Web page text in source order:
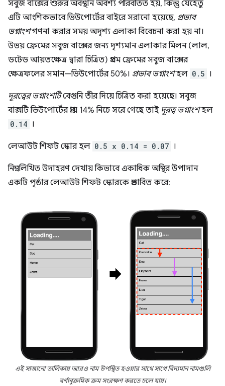
সবুজ বাক্সের শুরুর অবস্থান অবশ্য পরিবর্তিত হয়, কিন্তু যেহেতু
এটি আংশিকভাবে ভিউপোর্টের বাইরে সরানো হয়েছে, প্রভাব
ভগ্নাংশগণনা করার সময় অদৃশ্য এলাকা বিবেচনা করা হয় না।
উভয় ফ্রেমের সবুজ বাক্সের জন্য দৃশ্যমান এলাকার মিলন (লাল,
ডটেড আয়তক্ষেত্র দ্বারা চিত্রিত) প্রথম ফ্রেমের সবুজ বাক্সের
ক্ষেত্রফলের সমান—ভিউপোর্টের 50%। প্রভাব ভগ্নাংশহল 0.5 ।
দূরত্বের ভগ্নাংশটিবেগুনি তীর দিয়ে চিত্রিত করা হয়েছে। সবুজ
বাক্সটি ভিউপোর্টের প্রায় 14% নিচে সরে গেছে তাই দূরত্ব ভগ্নাংশহল
0.14 ।
লেআউট শিফট স্কোর হল 0.5 x 0.14 = 0.07 ।
নিম্নলিখিত উদাহরণ দেখায় কিভাবে একাধিক অস্থির উপাদান
একটি পৃষ্ঠার লেআউট শিফট স্কোরকে প্রভাবিত করে:
এই সাজানো তালিকায় আরও নাম উপস্থিত হওয়ার সাথে সাথে বিদ্যমান নামগুলি
বর্ণানুক্রমিক ক্রম সংরক্ষণ করতে চলে যায়।